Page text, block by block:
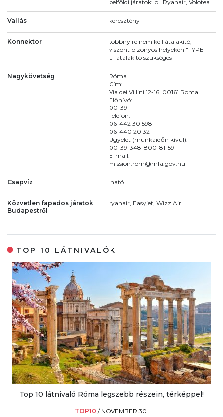
belföldi járatok: pl. Ryanair, Volotea
Vallás keresztény
Konnektor
többnyire nem kell átalakító,
viszont bizonyos helyeken "TYPE
L" átalakító szükséges
Nagykövetség
Róma
Cím:
Via dei Villini 12-16. 00161 Roma
Előhívó:
00-39
Telefon:
06-442 30 598
06-440 20 32
Ügyelet (munkaidőn kívül):
00-39-348-800-81-59
E-mail:
mission.rom@mfa.gov.hu
Csapvíz Iható
Közvetlen fapados járatok
Budapestről
ryanair, Easyjet, Wizz Air
TOP 10 LÁTNIVALÓK
Top 10 látnivaló Róma legszebb részein, térképpel!
TOP10 / NOVEMBER 30.